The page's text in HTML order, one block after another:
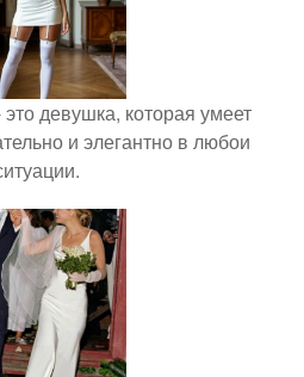
девушка, которая умеет
и элегантно в любои